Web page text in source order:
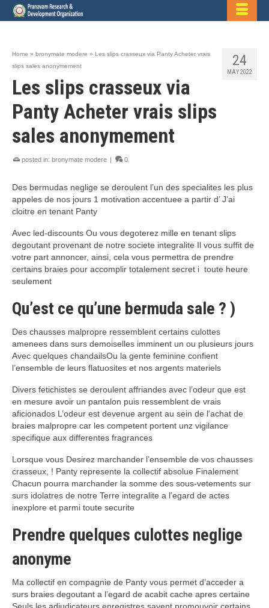
24
MAY 2022
Home » bronymate modere » Les slips crasseux via Panty Acheter vrais
slips sales anonymement
Les slips crasseux via
Panty Acheter vrais slips
sales anonymement
posted in: bronymate modere | 0
Des bermudas neglige se deroulent l’un des specialites les plus
appeles de nos jours 1 motivation accentuee a partir d’ J’ai
cloitre en tenant Panty
Avec led-discounts Ou vous degoterez mille en tenant slips
degoutant provenant de notre societe integralite Il vous suffit de
votre part annoncer, ainsi, cela vous permettra de prendre
certains braies pour accomplir totalement secret i toute heure
seulement
Qu’est ce qu’une bermuda sale ? )
Des chausses malpropre ressemblent certains culottes
amenees dans surs demoiselles imminent un ou plusieurs jours
Avec quelques chandailsOu la gente feminine confient
l’ensemble de leurs flatuosites et nos argents materiels
Divers fetichistes se deroulent affriandes avec l’odeur que est
en mesure avoir un pantalon puis ressemblent de vrais
aficionados L’odeur est devenue argent au sein de l’achat de
braies malpropre car les competent portent unz vigilance
specifique aux differentes fragrances
Lorsque vous Desirez marchander l’ensemble de vos chausses
crasseux, ! Panty represente la collectif absolue Finalement
Chacun pourra marchander la somme des sous-vetements sur
surs idolatres de notre Terre integralite a l’egard de actes
inexplore et parmi toute securite
Prendre quelques culottes neglige
anonyme
Ma collectif en compagnie de Panty vous permet d’acceder a
surs braies degoutant a l’egard de acabit cache apres certaine